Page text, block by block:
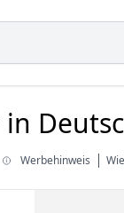
in
Werbehinweis